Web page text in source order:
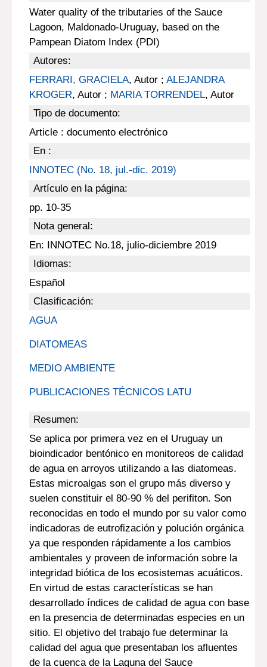
Water quality of the tributaries of the Sauce
Lagoon, Maldonado-Uruguay, based on the
Pampean Diatom Index (PDI)
Autores:
FERRARI, GRACIELA, Autor ; ALEJANDRA
KROGER, Autor ; MARIA TORRENDEL, Autor
Tipo de documento:
Article : documento electrónico
En :
INNOTEC (No. 18, jul.-dic. 2019)
Artículo en la página:
pp. 10-35
Nota general:
En: INNOTEC No.18, julio-diciembre 2019
Idiomas:
Español
Clasificación:
AGUA
DIATOMEAS
MEDIO AMBIENTE
PUBLICACIONES TÉCNICOS LATU
Resumen:
Se aplica por primera vez en el Uruguay un
bioindicador bentónico en monitoreos de calidad
de agua en arroyos utilizando a las diatomeas.
Estas microalgas son el grupo más diverso y
suelen constituir el 80-90 % del perifiton. Son
reconocidas en todo el mundo por su valor como
indicadoras de eutrofización y polución orgánica
ya que responden rápidamente a los cambios
ambientales y proveen de información sobre la
integridad biótica de los ecosistemas acuáticos.
En virtud de estas características se han
desarrollado índices de calidad de agua con base
en la presencia de determinadas especies en un
sitio. El objetivo del trabajo fue determinar la
calidad del agua que presentaban los afluentes
de la cuenca de la Laguna del Sauce